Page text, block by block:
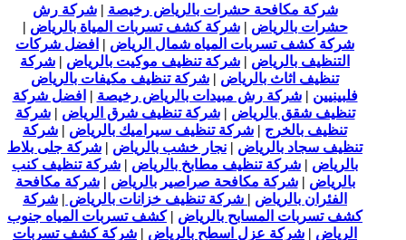
شركة مكافحة حشرات بالرياض رخيصة |شركة رش
حشرات بالرياض |شركة كشف تسربات المياة بالرياض |
شركة كشف تسربات المياه شمال الرياض | افضل شركات
التنظيف بالرياض | شركة تنظيف موكيت بالرياض | شركة
تنظيف اثاث بالرياض | شركة تنظيف مكيفات بالرياض
فلبينيين |شركة رش مبيدات بالرياض رخيصة | افضل شركة
تنظيف شقق بالرياض |شركة تنظيف شرق الرياض |شركة
تنظيف بالخرج | شركة تنظيف سيراميك بالرياض | شركة
تنظيف سجاد بالرياض | نجار خشب بالرياض | شركة جلى بلاط
بالرياض | شركة تنظيف مطابخ بالرياض | شركة تنظيف كنب
بالرياض |شركة مكافحة صراصير بالرياض |شركة مكافحة
الفئران بالرياض | شركة تنظيف خزانات بالرياض | شركة
كشف تسربات المسابح بالرياض |كشف تسربات المياه جنوب
الرياض | شركة عزل اسطح بالرياض | شركة كشف تسربات